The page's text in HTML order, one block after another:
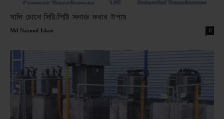
খালি চোখে সিটি/পিটি সনাক্ত করার উপায়
Md Nazmul Islam 0